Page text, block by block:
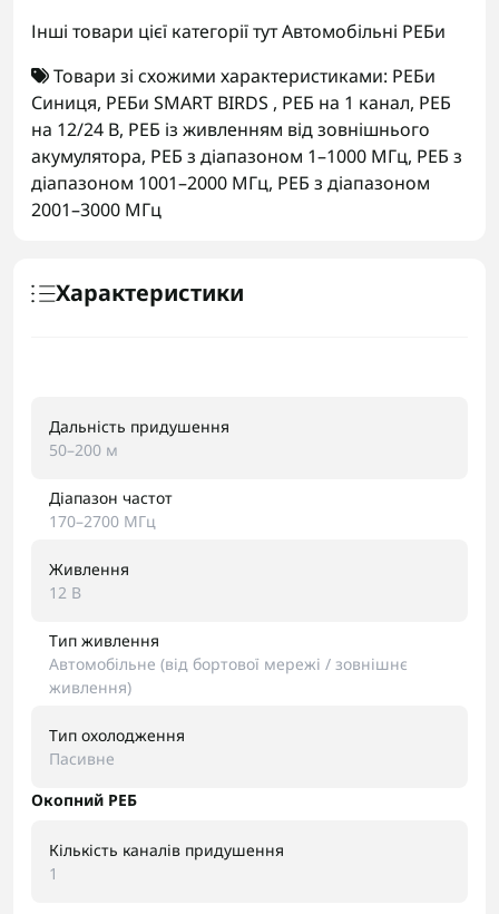
Інші товари цієї категорії тутАвтомобільні РЕБи
Товари зі схожими характеристиками: РЕБи
Синиця, РЕБи SMART BIRDS , РЕБ на 1 канал, РЕБ
на 12/24 В, РЕБ із живленням від зовнішнього
акумулятора, РЕБ з діапазоном 1–1000 МГц, РЕБ з
діапазоном 1001–2000 МГц, РЕБ з діапазоном
2001–3000 МГц
Характеристики
Дальність придушення
50–200 м
Діапазон частот
170–2700 МГц
Живлення
12 В
Тип живлення
Автомобільне (від бортової мережі / зовнішнє
живлення)
Тип охолодження
Пасивне
Окопний РЕБ
Кількість каналів придушення
1